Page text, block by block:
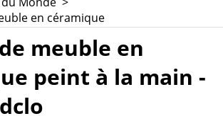
en céramique
meuble en
peint à la main -